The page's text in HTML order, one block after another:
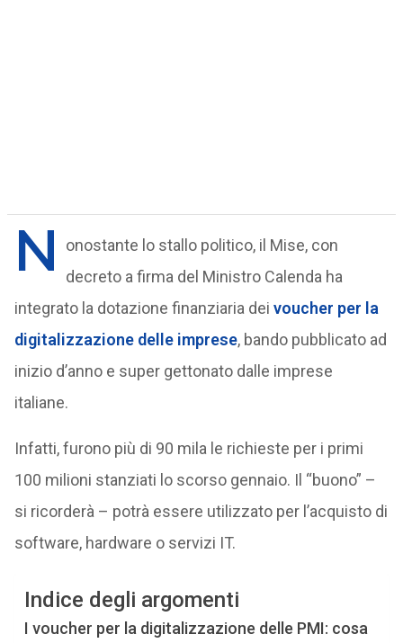
N
onostante lo stallo politico, il Mise, con
decreto a firma del Ministro Calenda ha
integrato la dotazione finanziaria dei voucher per la
digitalizzazione delle imprese, bando pubblicato ad
inizio d’anno e super gettonato dalle imprese
italiane.
Infatti, furono più di 90 mila le richieste per i primi
100 milioni stanziati lo scorso gennaio. Il “buono” –
si ricorderà – potrà essere utilizzato per l’acquisto di
software, hardware o servizi IT.
Indice degli argomenti
I voucher per la digitalizzazione delle PMI: cosa